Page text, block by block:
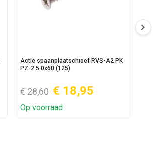
Actie spaanplaatschroef RVS-A2 PK
PZ-2 5.0x60 (125)
€ 28,60 € 18,95
Op voorraad